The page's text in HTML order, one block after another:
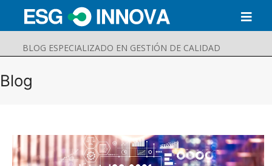
BLOG ESPECIALIZADO EN GESTIÓN DE CALIDAD
Blog